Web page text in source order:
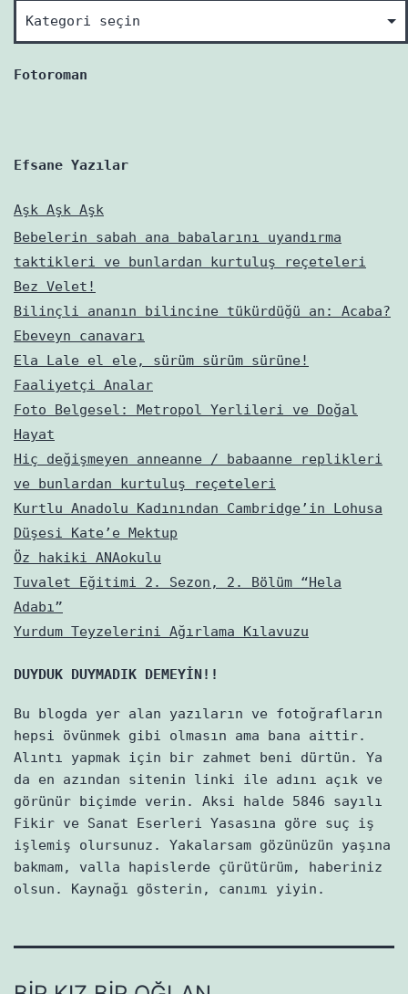
Hmm
neler
varmış?
Fotoroman
Efsane Yazılar
Aşk Aşk Aşk
Bebelerin sabah ana babalarını uyandırma
taktikleri ve bunlardan kurtuluş reçeteleri
Bez Velet!
Bilinçli ananın bilincine tükürdüğü an: Acaba?
Ebeveyn canavarı
Ela Lale el ele, sürüm sürüm sürüne!
Faaliyetçi Analar
Foto Belgesel: Metropol Yerlileri ve Doğal
Hayat
Hiç değişmeyen anneanne / babaanne replikleri
ve bunlardan kurtuluş reçeteleri
Kurtlu Anadolu Kadınından Cambridge’in Lohusa
Düşesi Kate’e Mektup
Öz hakiki ANAokulu
Tuvalet Eğitimi 2. Sezon, 2. Bölüm “Hela
Adabı”
Yurdum Teyzelerini Ağırlama Kılavuzu
DUYDUK DUYMADIK DEMEYİN!!
Bu blogda yer alan yazıların ve fotoğrafların
hepsi övünmek gibi olmasın ama bana aittir.
Alıntı yapmak için bir zahmet beni dürtün. Ya
da en azından sitenin linki ile adını açık ve
görünür biçimde verin. Aksi halde 5846 sayılı
Fikir ve Sanat Eserleri Yasasına göre suç iş
işlemiş olursunuz. Yakalarsam gözünüzün yaşına
bakmam, valla hapislerde çürütürüm, haberiniz
olsun. Kaynağı gösterin, canımı yiyin.